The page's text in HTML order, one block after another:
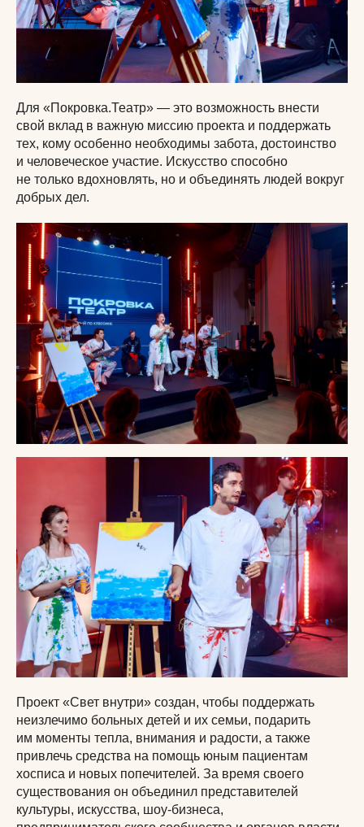
Для «Покровка.Театр» — это возможность внести
свой вклад в важную миссию проекта и поддержать
тех, кому особенно необходимы забота, достоинство
и человеческое участие. Искусство способно
не только вдохновлять, но и объединять людей вокруг
добрых дел.
Проект «Свет внутри» создан, чтобы поддержать
неизлечимо больных детей и их семьи, подарить
им моменты тепла, внимания и радости, а также
привлечь средства на помощь юным пациентам
хосписа и новых попечителей. За время своего
существования он объединил представителей
культуры, искусства, шоу-бизнеса,